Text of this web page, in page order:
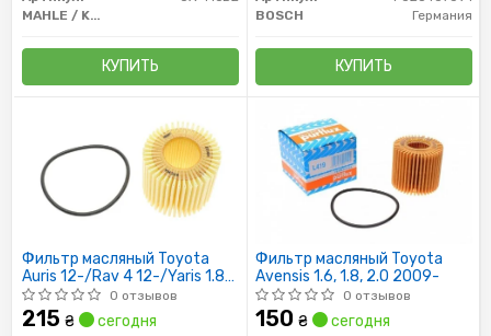
MAHLE / KNECHT
КУПИТЬ
BOSCH
Германия
КУПИТЬ
Фильтр масляный Toyota
Auris 12-/Rav 4 12-/Yaris 1.8
07-/Subaru Justy 07-
0 отзывов
215 ₴ сегодня
Фильтр масляный Toyota
Avensis 1.6, 1.8, 2.0 2009-
0 отзывов
150 ₴ сегодня